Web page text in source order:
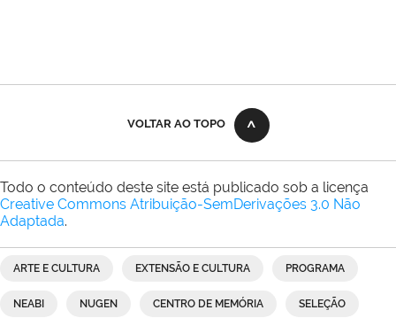
VOLTAR AO TOPO
Todo o conteúdo deste site está publicado sob a licença
Creative Commons Atribuição-SemDerivações 3.0 Não
Adaptada.
ARTE E CULTURA EXTENSÃO E CULTURA PROGRAMA
NEABI NUGEN CENTRO DE MEMÓRIA SELEÇÃO